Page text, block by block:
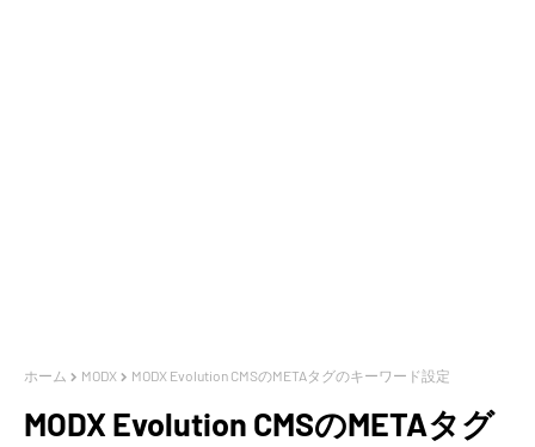
ホーム MODX MODX Evolution CMSのMETAタグのキーワード設定
MODX Evolution CMSのMETAタグ